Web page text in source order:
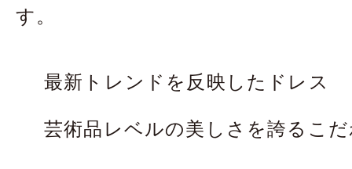
す。
最新トレンドを反映したドレス
芸術品レベルの美しさを誇るこ